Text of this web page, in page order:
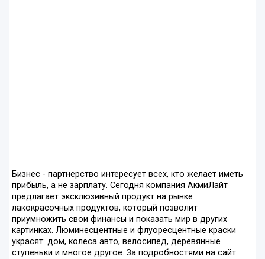
Бизнес - партнерство интересует всех, кто желает иметь
прибыль, а не зарплату. Сегодня компания АкмиЛайт
предлагает эксклюзивный продукт на рынке
лакокрасочных продуктов, который позволит
приумножить свои финансы и показать мир в других
картинках. Люминесцентные и флуоресцентные краски
украсят: дом, колеса авто, велосипед, деревянные
ступеньки и многое другое. За подробностями на сайт.